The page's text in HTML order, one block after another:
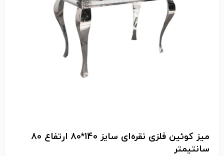
میز کوئین فلزی نقره‌ای سایز 140*80 ارتفاع 80
سانتیمتر